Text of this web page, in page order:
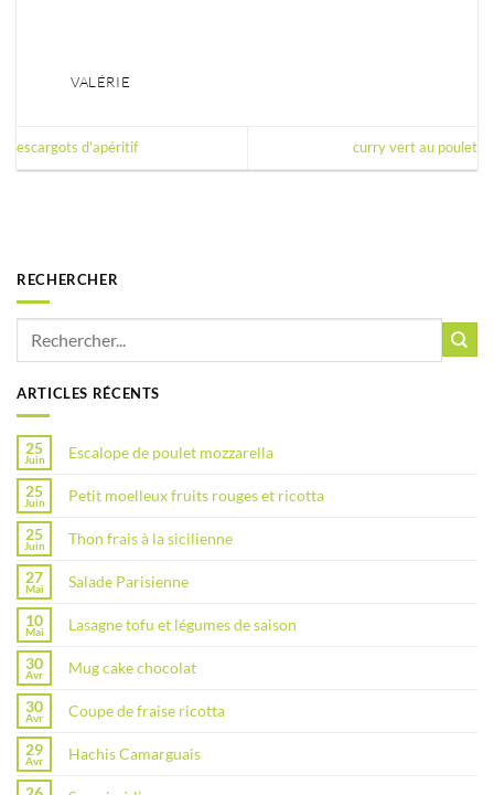
VALÉRIE
escargots d’apéritif curry vert au poulet
RECHERCHER
ARTICLES RÉCENTS
25
Juin Escalope de poulet mozzarella
25
Juin Petit moelleux fruits rouges et ricotta
25
Juin Thon frais à la sicilienne
27
Mai Salade Parisienne
10
Mai Lasagne tofu et légumes de saison
30
Avr Mug cake chocolat
30
Avr Coupe de fraise ricotta
29
Avr Hachis Camarguais